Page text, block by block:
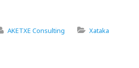
AKETXE Consulting Xataka